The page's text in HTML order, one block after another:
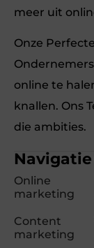
meer uit
Onze
online te
knallen. Ons
die ambities.
Navigatie
Online
marketing
Content
marketing